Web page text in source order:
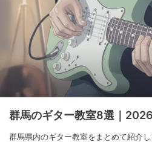
群馬のギター教室8選｜
群馬県内のギター教室をまとめて紹介し